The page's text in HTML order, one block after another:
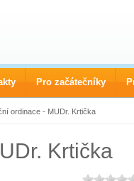
ordinace - MUDr. Krtička
Krtička
Pro začátečníky